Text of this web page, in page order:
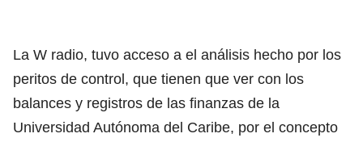
La W radio, tuvo acceso a el análisis hecho por los
peritos de control, que tienen que ver con los
balances y registros de las finanzas de la
Universidad Autónoma del Caribe, por el concepto